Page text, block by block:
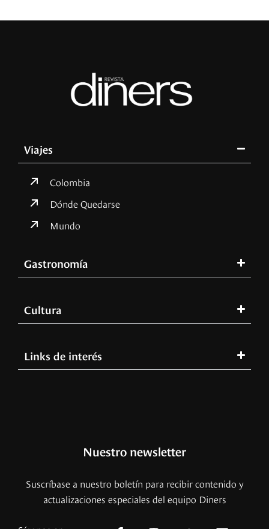
Viajes
Colombia
Dónde Quedarse
Mundo
Gastronomía
Cultura
Links de interés
Nuestro newsletter
Suscríbase a nuestro boletín para recibir contenido y
actualizaciones especiales del equipo Diners